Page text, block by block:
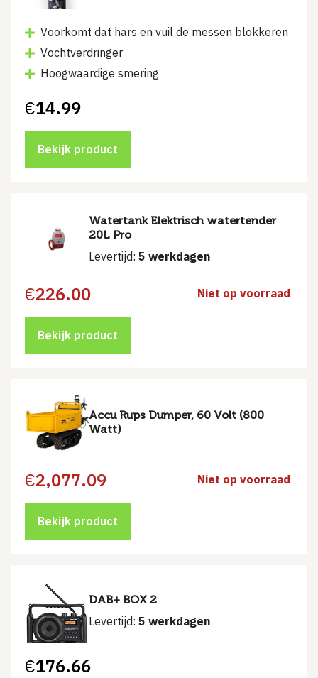
Voorkomt dat hars en vuil de messen blokkeren
Vochtverdringer
Hoogwaardige smering
€14.99
Bekijk product
Watertank Elektrisch watertender
20L Pro
Levertijd: 5 werkdagen
€226.00 Niet op voorraad
Bekijk product
Accu Rups Dumper, 60 Volt (800
Watt)
€2,077.09 Niet op voorraad
Bekijk product
DAB+ BOX 2
Levertijd: 5 werkdagen
€176.66